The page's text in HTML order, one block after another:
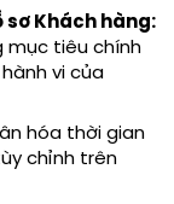
sơ Khách hàng:
mục tiêu chính
vi của
hóa thời gian
chỉnh trên